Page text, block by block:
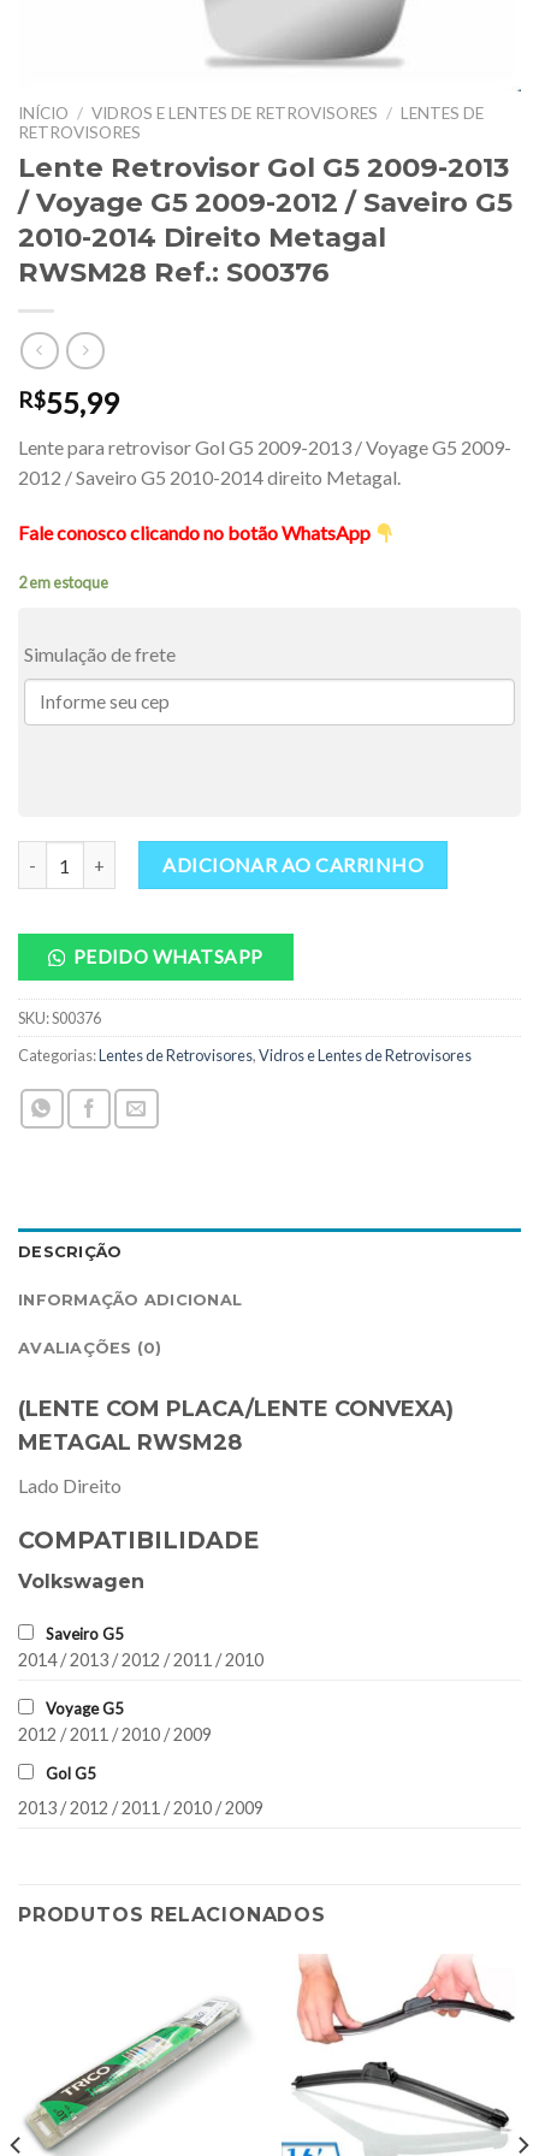
INÍCIO / VIDROS E LENTES DE RETROVISORES / LENTES DE
RETROVISORES
Lente Retrovisor Gol G5 2009-2013
/ Voyage G5 2009-2012 / Saveiro G5
2010-2014 Direito Metagal
RWSM28 Ref.: S00376
R$55,99
Lente para retrovisor Gol G5 2009-2013 / Voyage G5 2009-
2012 / Saveiro G5 2010-2014 direito Metagal.
Fale conosco clicando no botão WhatsApp
2 em estoque
Simulação de frete
Lente Retrovisor Gol G5 2009-2013 / Voyage G5 2009-2012 /
ADICIONAR AO CARRINHO
PEDIDO WHATSAPP
SKU:S00376
Categorias:Lentes de Retrovisores,Vidros e Lentes de Retrovisores
DESCRIÇÃO
INFORMAÇÃO ADICIONAL
AVALIAÇÕES (0)
(LENTE COM PLACA/LENTE CONVEXA)
METAGAL RWSM28
Lado Direito
COMPATIBILIDADE
Volkswagen
Saveiro G5
2014 / 2013 / 2012 / 2011 / 2010
Voyage G5
2012 / 2011 / 2010 / 2009
Gol G5
2013 / 2012 / 2011 / 2010 / 2009
PRODUTOS RELACIONADOS